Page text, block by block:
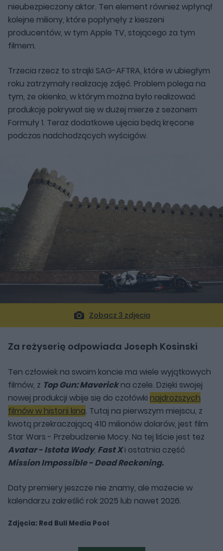
nieubezpieczony aktor. Ten element również wpłynął
kolejne miliony, które popłynęły z kieszeni
producentów, w tym Apple TV, stojącego za tym
filmem.
Trzecia rzecz to strajki SAG-AFTRA, które w ubiegłym
roku zatrzymały realizację zdjęć. Problem polega na
tym, że okienko, w którym można było realizować
produkcję pokrywał się w dużej mierze z sezonem
Formuły 1. Teraz dodatkowe ujęcia będą kręcone
podczas nadchodzących wyścigów.
Zobacz 3 zdjęcia
Za reżyserię odpowiada Joseph Kosinski
Ten człowiek na swoim koncie ma wiele wyjątkowych
filmów, z Top Gun: Maverickna czele. Dzięki swojej
nowej produkcji wbije się do czołówki najdroższych
filmów w historii kina. Tutaj na pierwszym miejscu, z
kwotą przekraczającą 410 milionów dolarów, jest film
Star Wars - Przebudzenie Mocy. Na tej liście jest też
Avatar - Istota Wody, Fast Xi ostatnia część
Mission Impossible - Dead Reckoning.
Daty premiery jeszcze nie znamy, ale możecie w
kalendarzu zakreślić rok 2025 lub nawet 2026.
Zdjęcia: Red Bull Media Pool